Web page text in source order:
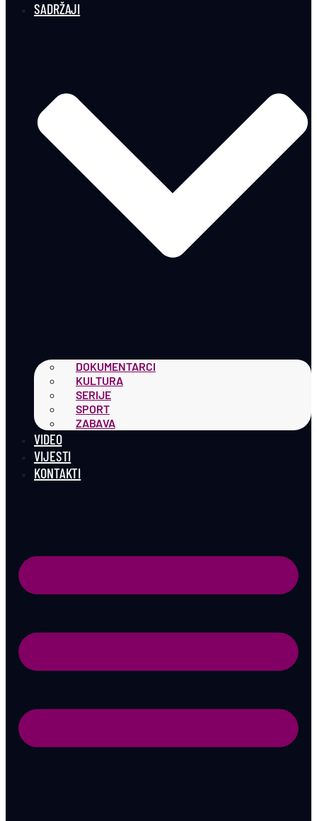
SADRŽAJI
DOKUMENTARCI
KULTURA
SERIJE
SPORT
ZABAVA
VIDEO
VIJESTI
KONTAKTI